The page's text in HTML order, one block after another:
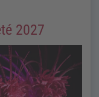
2027